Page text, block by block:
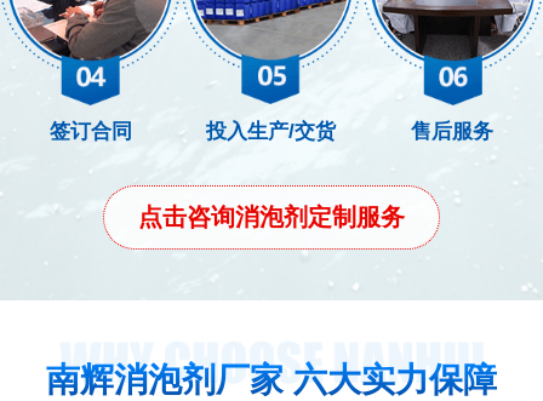
签订合同 投入生产/交货 售后服务
点击咨询消泡剂定制服务
南辉消泡剂厂家 六大实力保障